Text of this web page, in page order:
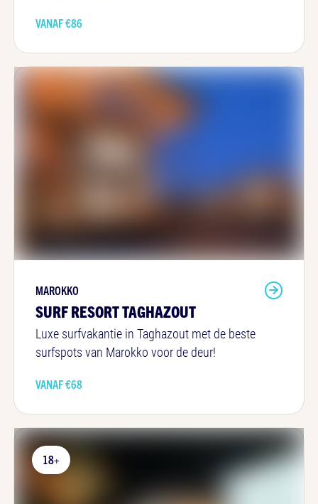
VANAF €86
MAROKKO
SURF RESORT TAGHAZOUT
Luxe surfvakantie in Taghazout met de beste
surfspots van Marokko voor de deur!
VANAF €68
18+